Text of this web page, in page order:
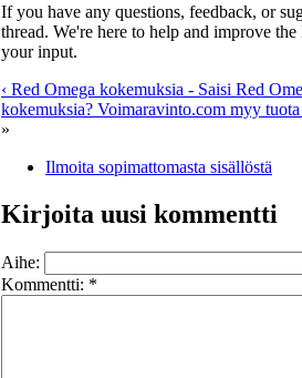
If you have any questions, feedback, or
thread. We're here to help and improve
your input.
‹ Red Omega kokemuksia - Saisi Red
kokemuksia? Voimaravinto.com myy tuota
»
Ilmoita sopimattomasta sisällöstä
Kirjoita uusi kommentti
Aihe:
Kommentti: *